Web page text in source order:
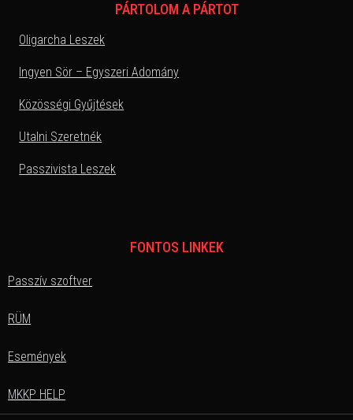
PÁRTOLOM A PÁRTOT
Oligarcha Leszek
Ingyen Sör – Egyszeri Adomány
Közösségi Gyűjtések
Utalni Szeretnék
Passzivista Leszek
FONTOS LINKEK
Passzív szoftver
RÜM
Események
MKKP HELP